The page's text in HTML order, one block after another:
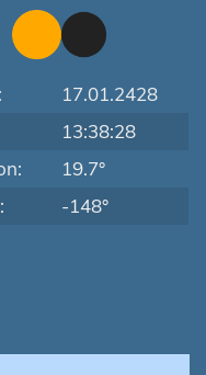
17.01.2428
13:38:28
19.7°
-148°